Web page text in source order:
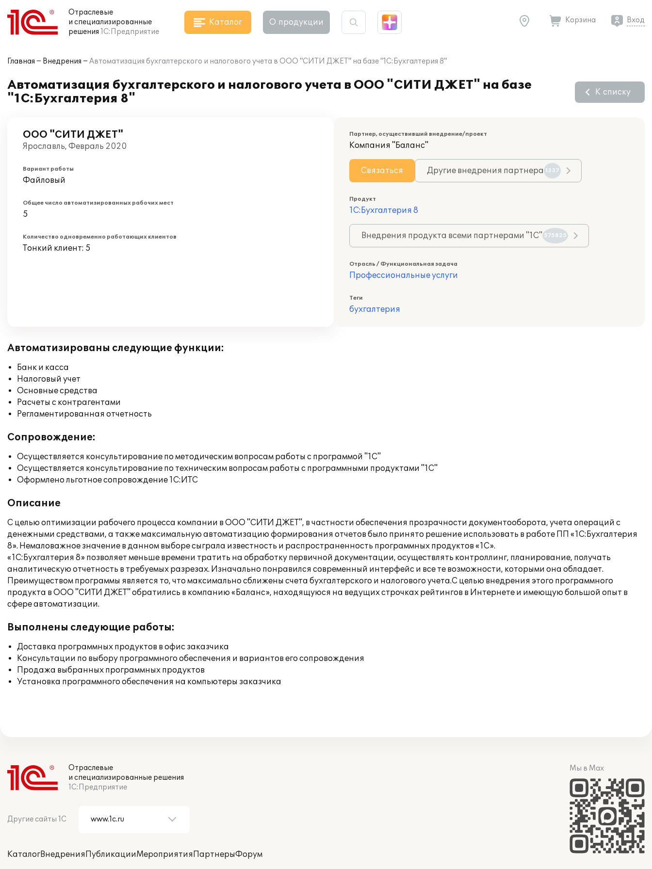
Отраслевые
и специализированные
решения 1С:Предприятие
Каталог О продукции Корзина Вход
Главная Внедрения Автоматизация бухгалтерского и налогового учета в ООО "СИТИ ДЖЕТ" на базе "1С:Бухгалтерия 8"
Автоматизация бухгалтерского и налогового учета в ООО "СИТИ ДЖЕТ" на базе
"1С:Бухгалтерия 8"
К списку
ООО "СИТИ ДЖЕТ"
Ярославль, Февраль 2020
Вариант работы
Файловый
Общее число автоматизированных рабочих мест
5
Количество одновременно работающих клиентов
Тонкий клиент: 5
Партнер, осуществивший внедрение/проект
Компания "Баланс"
Связаться Другие внедрения партнера 1337
Продукт
1С:Бухгалтерия 8
Внедрения продукта всеми партнерами "1С" 575825
Отрасль / Функциональная задача
Профессиональные услуги
Теги
бухгалтерия
Автоматизированы следующие функции:
Банк и касса
Налоговый учет
Основные средства
Расчеты с контрагентами
Регламентированная отчетность
Сопровождение:
Осуществляется консультирование по методическим вопросам работы с программой "1С"
Осуществляется консультирование по техническим вопросам работы с программными продуктами "1С"
Оформлено льготное сопровождение 1С:ИТС
Описание
С целью оптимизации рабочего процесса компании в ООО "СИТИ ДЖЕТ", в частности обеспечения прозрачности документооборота, учета операций с
денежными средствами, а также максимальную автоматизацию формирования отчетов было принято решение использовать в работе ПП «1С:Бухгалтерия
8». Немаловажное значение в данном выборе сыграла известность и распространенность программных продуктов «1С».
«1С:Бухгалтерия 8» позволяет меньше времени тратить на обработку первичной документации, осуществлять контроллинг, планирование, получать
аналитическую отчетность в требуемых разрезах. Изначально понравился современный интерфейс и все те возможности, которыми она обладает.
Преимуществом программы является то, что максимально сближены счета бухгалтерского и налогового учета.С целью внедрения этого программного
продукта в ООО "СИТИ ДЖЕТ" обратились в компанию «Баланс», находящуюся на ведущих строчках рейтингов в Интернете и имеющую большой опыт в
сфере автоматизации.
Выполнены следующие работы:
Доставка программных продуктов в офис заказчика
Консультации по выбору программного обеспечения и вариантов его сопровождения
Продажа выбранных программных продуктов
Установка программного обеспечения на компьютеры заказчика
Отраслевые
и специализированные решения
1С:Предприятие
Другие сайты 1С
КаталогВнедренияПубликацииМероприятияПартнерыФорум
Мы в Max